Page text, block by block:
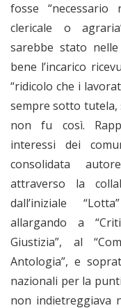
fosse “necessario
clericale o
sarebbe stato
bene l’incarico
“ridicolo che i
sempre sotto tutela,
non fu così.
interessi dei
consolidata
attraverso la
dall’iniziale
allargando a
Giustizia”, al
Antologia”, e
nazionali per la
non indietreggiava